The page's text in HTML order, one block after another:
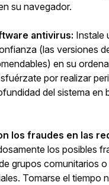
su navegador.
antivirus: Instale
(las versiones
en su
por realizar
del sistema en
los fraudes en las
los posibles
grupos comunitarios
Tomarse el tiempo